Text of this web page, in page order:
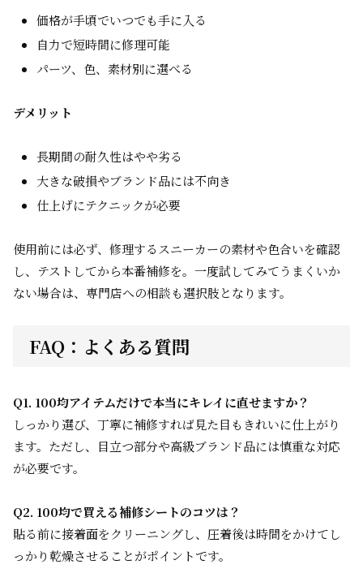
価格が手頃でいつでも手に入る
自力で短時間に修理可能
パーツ、色、素材別に選べる
デメリット
長期間の耐久性はやや劣る
大きな破損やブランド品には不向き
仕上げにテクニックが必要
使用前には必ず、修理するスニーカーの素材や色合いを確認
し、テストしてから本番補修を。一度試してみてうまくいか
ない場合は、専門店への相談も選択肢となります。
FAQ：よくある質問
Q1. 100均アイテムだけで本当にキレイに直せますか？
しっかり選び、丁寧に補修すれば見た目もきれいに仕上がり
ます。ただし、目立つ部分や高級ブランド品には慎重な対応
が必要です。
Q2. 100均で買える補修シートのコツは？
貼る前に接着面をクリーニングし、圧着後は時間をかけてし
っかり乾燥させることがポイントです。